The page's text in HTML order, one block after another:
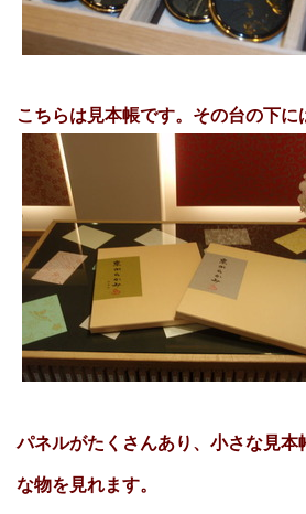
こちらは見本帳です。その台の下に
パネルがたくさんあり、小さな見本
な物を見れます。